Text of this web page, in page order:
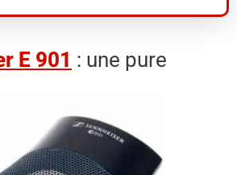
E 901 : une pure